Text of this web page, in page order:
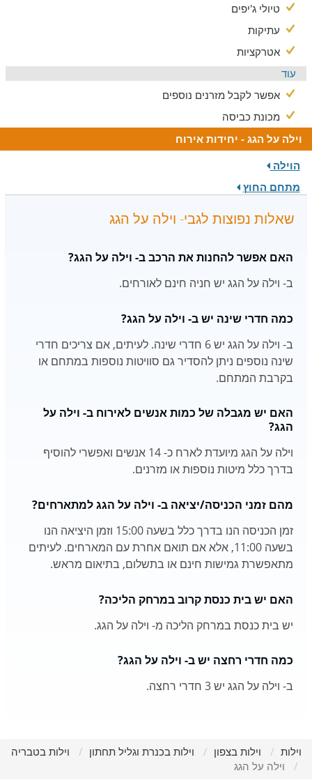
טיולי ג'יפים
עתיקות
אטרקציות
עוד
אפשר לקבל מזרנים נוספים
מכונת כביסה
וילה על הגג - יחידות אירוח
הוילה
מתחם החוץ
שאלות נפוצות לגבי- וילה על הגג
האם אפשר להחנות את הרכב ב- וילה על הגג?
ב- וילה על הגג יש חניה חינם לאורחים.
כמה חדרי שינה יש ב- וילה על הגג?
ב- וילה על הגג יש 6 חדרי שינה. לעיתים, אם צריכים חדרי
שינה נוספים ניתן להסדיר גם סוויטות נוספות במתחם או
בקרבת המתחם.
האם יש מגבלה של כמות אנשים לאירוח ב- וילה על
הגג?
וילה על הגג מיועדת לארח כ- 14 אנשים ואפשרי להוסיף
בדרך כלל מיטות נוספות או מזרנים.
מהם זמני הכניסה/יציאה ב- וילה על הגג למתארחים?
זמן הכניסה הנו בדרך כלל בשעה 15:00 וזמן היציאה הנו
בשעה 11:00, אלא אם תואם אחרת עם המארחים. לעיתים
מתאפשרת גמישות חינם או בתשלום, בתיאום מראש.
האם יש בית כנסת קרוב במרחק הליכה?
יש בית כנסת במרחק הליכה מ- וילה על הגג.
כמה חדרי רחצה יש ב- וילה על הגג?
ב- וילה על הגג יש 3 חדרי רחצה.
וילות וילות בצפון וילות בכנרת וגליל תחתון
וילות בטבריה
וילה על הגג